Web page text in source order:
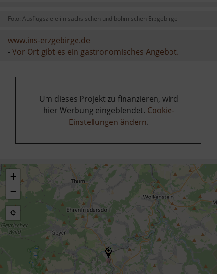
Foto: Ausflugsziele im sächsischen und böhmischen Erzgebirge
www.ins-erzgebirge.de
-Vor Ort gibt es ein gastronomisches Angebot.
Um dieses Projekt zu finanzieren, wird
hier Werbung eingeblendet. Cookie-
Einstellungen ändern.
+
−